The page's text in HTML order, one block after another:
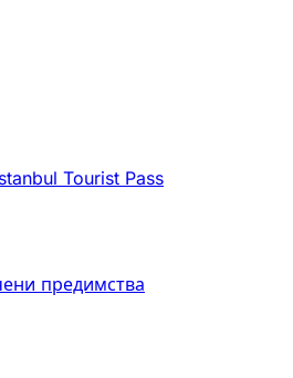
Tourist Pass
предимства